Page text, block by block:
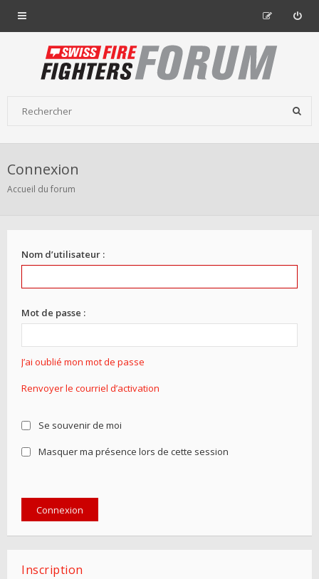
Connexion
Accueil du forum
Nom d’utilisateur :
Mot de passe :
J’ai oublié mon mot de passe
Renvoyer le courriel d’activation
Se souvenir de moi
Masquer ma présence lors de cette session
Inscription